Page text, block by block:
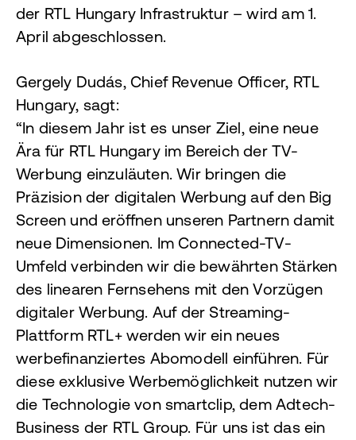
der RTL Hungary Infrastruktur – wird am 1.
April abgeschlossen.
Gergely Dudás, Chief Revenue Officer, RTL
Hungary, sagt:
“In diesem Jahr ist es unser Ziel, eine neue
Ära für RTL Hungary im Bereich der TV-
Werbung einzuläuten. Wir bringen die
Präzision der digitalen Werbung auf den Big
Screen und eröffnen unseren Partnern damit
neue Dimensionen. Im Connected-TV-
Umfeld verbinden wir die bewährten Stärken
des linearen Fernsehens mit den Vorzügen
digitaler Werbung. Auf der Streaming-
Plattform RTL+ werden wir ein neues
werbefinanziertes Abomodell einführen. Für
diese exklusive Werbemöglichkeit nutzen wir
die Technologie von smartclip, dem Adtech-
Business der RTL Group. Für uns ist das ein